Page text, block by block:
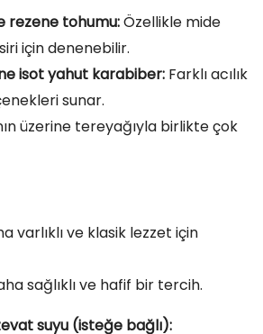
rezene tohumu:Özellikle mide
için denenebilir.
isot yahut karabiber: Farklı acılık
sunar.
üzerine tereyağıyla birlikte çok
varlıklı ve klasik lezzet için
sağlıklı ve hafif bir tercih.
suyu (isteğe bağlı):